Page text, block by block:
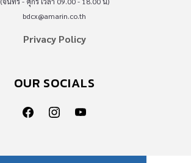
bdcx@amarin.co.th
Privacy Policy
OUR SOCIALS